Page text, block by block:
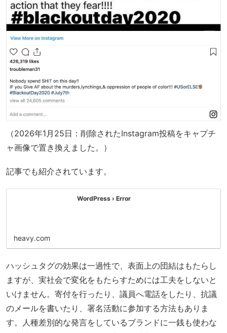
（2026年1月25日：削除されたInstagram投稿をキャプチ
ャ画像で置き換えました。）
記事でも紹介されています。
WordPress › Error
heavy.com
ハッシュタグの効果は一過性で、表面上の団結はもたらし
ますが、実社会で変化をもたらすためには工夫をしないと
いけません。寄付を行ったり、議員へ電話をしたり、抗議
のメールを書いたり、署名活動に参加する方法もありま
す。人種差別的な発言をしているブランドに一銭も使わな